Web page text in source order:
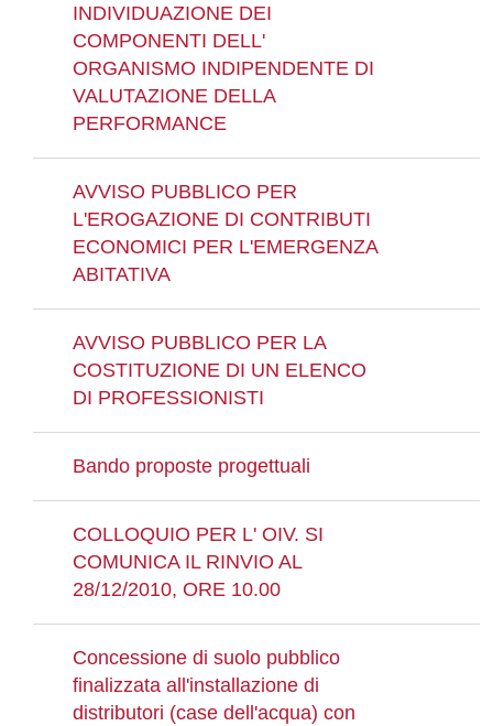
INDIVIDUAZIONE DEI
COMPONENTI DELL'
ORGANISMO INDIPENDENTE DI
VALUTAZIONE DELLA
PERFORMANCE
AVVISO PUBBLICO PER
L'EROGAZIONE DI CONTRIBUTI
ECONOMICI PER L'EMERGENZA
ABITATIVA
AVVISO PUBBLICO PER LA
COSTITUZIONE DI UN ELENCO
DI PROFESSIONISTI
Bando proposte progettuali
COLLOQUIO PER L' OIV. SI
COMUNICA IL RINVIO AL
28/12/2010, ORE 10.00
Concessione di suolo pubblico
finalizzata all'installazione di
distributori (case dell'acqua) con